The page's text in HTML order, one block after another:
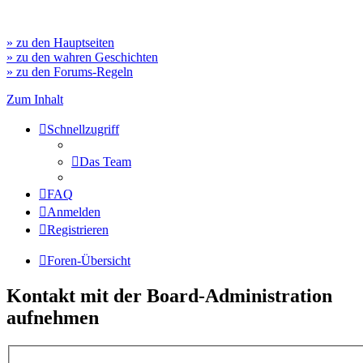
» zu den Hauptseiten
» zu den wahren Geschichten
» zu den Forums-Regeln
Zum Inhalt
Schnellzugriff
Das Team
FAQ
Anmelden
Registrieren
Foren-Übersicht
Kontakt mit der Board-Administration
aufnehmen